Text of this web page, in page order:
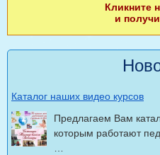
Кликните
и
Каталог наших видео курсов
Предлагаем Вам
которым работают